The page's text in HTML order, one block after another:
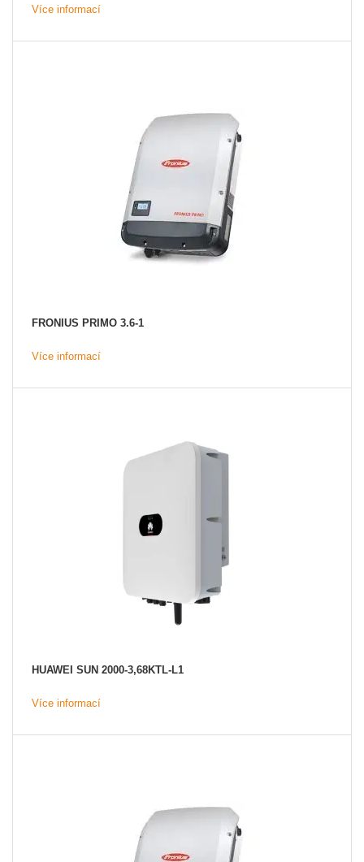
Více informací
FRONIUS PRIMO 3.6-1
Více informací
HUAWEI SUN 2000-3,68KTL-L1
Více informací